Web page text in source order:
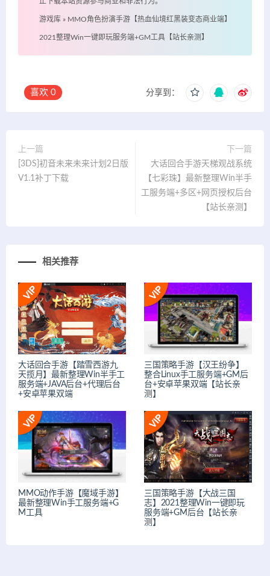
游戏库 » MMO角色扮演手游【热血仙境红黑装变态商业端】
2021整理Win一键即玩服务端+GM工具【站长亲测】
喜欢 0 分享到：
上一篇
[3DS]初音未来未来计划2日版
V1.1补丁下载
下一篇
大话回合手游天梯观战系统
【七彩珠】最新整理Win半手
工服务端+多区+网页授权后台
【站长亲测】
相关推荐
大话回合手游【踏雪西游九
天揽月】最新整理Win半手工
服务端+JAVA后台+代理后台
+安卓苹果双端
三国策略手游【汉王纷争】
整合Linux手工服务端+GM后
台+安卓苹果双端【站长亲
测】
MMO动作手游【魔域手游】
最新整理Win手工服务端+G
M工具
三国策略手游【大战三国
志】2021整理Win一键即玩
服务端+GM后台【站长亲
测】